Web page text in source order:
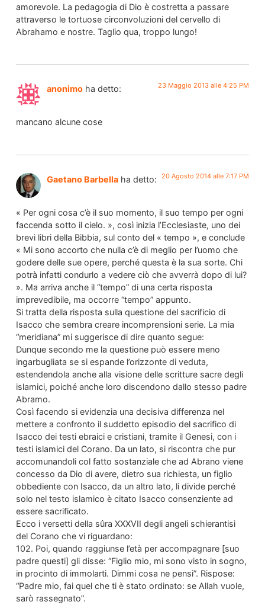
amorevole. La pedagogia di Dio è costretta a passare
attraverso le tortuose circonvoluzioni del cervello di
Abrahamo e nostre. Taglio qua, troppo lungo!
anonimo ha detto: 23 Maggio 2013 alle 4:25 PM
mancano alcune cose
Gaetano Barbella ha detto: 20 Agosto 2014 alle 7:17 PM
« Per ogni cosa c’è il suo momento, il suo tempo per ogni
faccenda sotto il cielo. », così inizia l’Ecclesiaste, uno dei
brevi libri della Bibbia, sul conto del « tempo », e conclude
« Mi sono accorto che nulla c’è di meglio per l’uomo che
godere delle sue opere, perché questa è la sua sorte. Chi
potrà infatti condurlo a vedere ciò che avverrà dopo di lui?
». Ma arriva anche il “tempo” di una certa risposta
imprevedibile, ma occorre “tempo” appunto.
Si tratta della risposta sulla questione del sacrificio di
Isacco che sembra creare incomprensioni serie. La mia
“meridiana” mi suggerisce di dire quanto segue:
Dunque secondo me la questione può essere meno
ingarbugliata se si espande l’orizzonte di veduta,
estendendola anche alla visione delle scritture sacre degli
islamici, poiché anche loro discendono dallo stesso padre
Abramo.
Così facendo si evidenzia una decisiva differenza nel
mettere a confronto il suddetto episodio del sacrifico di
Isacco dei testi ebraici e cristiani, tramite il Genesi, con i
testi islamici del Corano. Da un lato, si riscontra che pur
accomunandoli col fatto sostanziale che ad Abrano viene
concesso da Dio di avere, dietro sua richiesta, un figlio
obbediente con Isacco, da un altro lato, li divide perché
solo nel testo islamico è citato Isacco consenziente ad
essere sacrificato.
Ecco i versetti della sûra XXXVII degli angeli schierantisi
del Corano che vi riguardano:
102. Poi, quando raggiunse l’età per accompagnare [suo
padre questi] gli disse: “Figlio mio, mi sono visto in sogno,
in procinto di immolarti. Dimmi cosa ne pensi”. Rispose:
“Padre mio, fai quel che ti è stato ordinato: se Allah vuole,
sarò rassegnato”.